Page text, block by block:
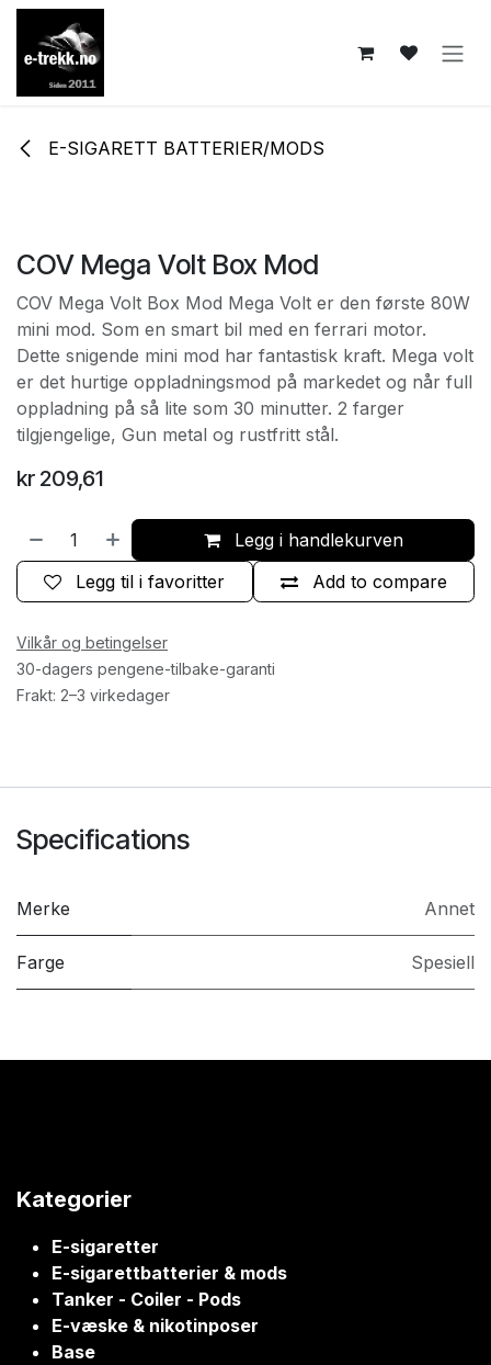
Skip to Content
E-SIGARETT BATTERIER/MODS
COV Mega Volt Box Mod
COV Mega Volt Box Mod Mega Volt er den første 80W
mini mod. Som en smart bil med en ferrari motor.
Dette snigende mini mod har fantastisk kraft. Mega volt
er det hurtige oppladningsmod på markedet og når full
oppladning på så lite som 30 minutter. 2 farger
tilgjengelige, Gun metal og rustfritt stål.
kr 209,61
Legg i handlekurven
Add to compare
Legg til i favoritter
Vilkår og betingelser
30-dagers pengene-tilbake-garanti
Frakt: 2–3 virkedager
Specifications
Merke Annet
Farge Spesiell
Kategorier
E-sigaretter
E-sigarettbatterier & mods
Tanker - Coiler - Pods
E-væske & nikotinposer
Base